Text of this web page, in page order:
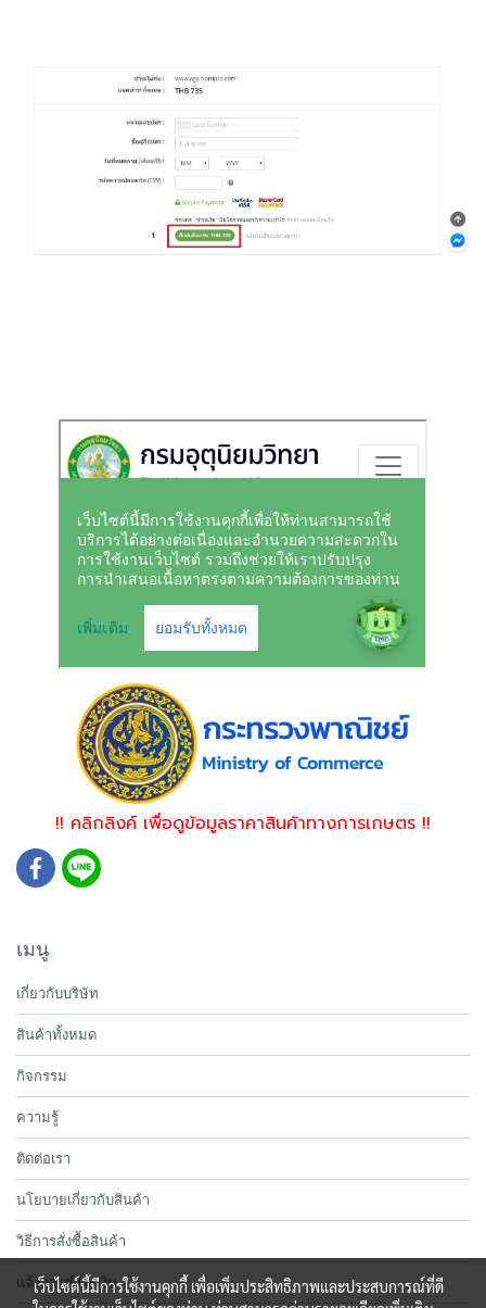
!! คลิกลิงค์ เพื่อดูข้อมูลราคาสินค้าทางการเกษตร !!
เมนู
เกี่ยวกับบริษัท
สินค้าทั้งหมด
กิจกรรม
ความรู้
ติดต่อเรา
นโยบายเกี่ยวกับสินค้า
วิธีการสั่งซื้อสินค้า
แจ้งการชำระเงิน
เว็บไซต์นี้มีการใช้งานคุกกี้ เพื่อเพิ่มประสิทธิภาพและประสบการณ์ที่ดี